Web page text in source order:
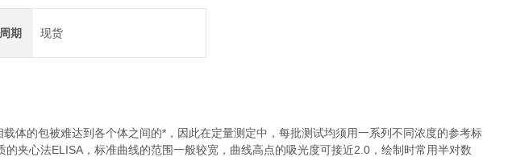
期 现货
体的包被难达到各个体之间的*，因此在定量测定中，每批测试均须用一系列不同浓度的参考标
夹心法ELISA，标准曲线的范围一般较宽，曲线高点的吸光度可接近2.0，绘制时常用半对数